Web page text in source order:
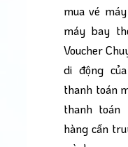
mua vé
máy bay
Voucher
di động
thanh toán
thanh toán
hàng cần